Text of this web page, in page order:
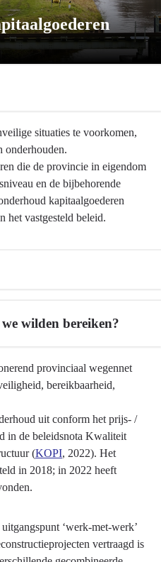
situaties te voorkomen,
onderhouden.
die de provincie in eigendom
en de bijbehorende
kapitaalgoederen
het vastgesteld beleid.
wilden bereiken?
provinciaal wegennet
bereikbaarheid,
uit conform het prijs- /
in de beleidsnota Kwaliteit
(KOPI, 2022). Het
in 2018; in 2022 heeft
‘werk-met-werk’
vertraagd is